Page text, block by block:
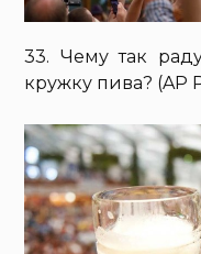
33. Чему так
кружку пива? (AP